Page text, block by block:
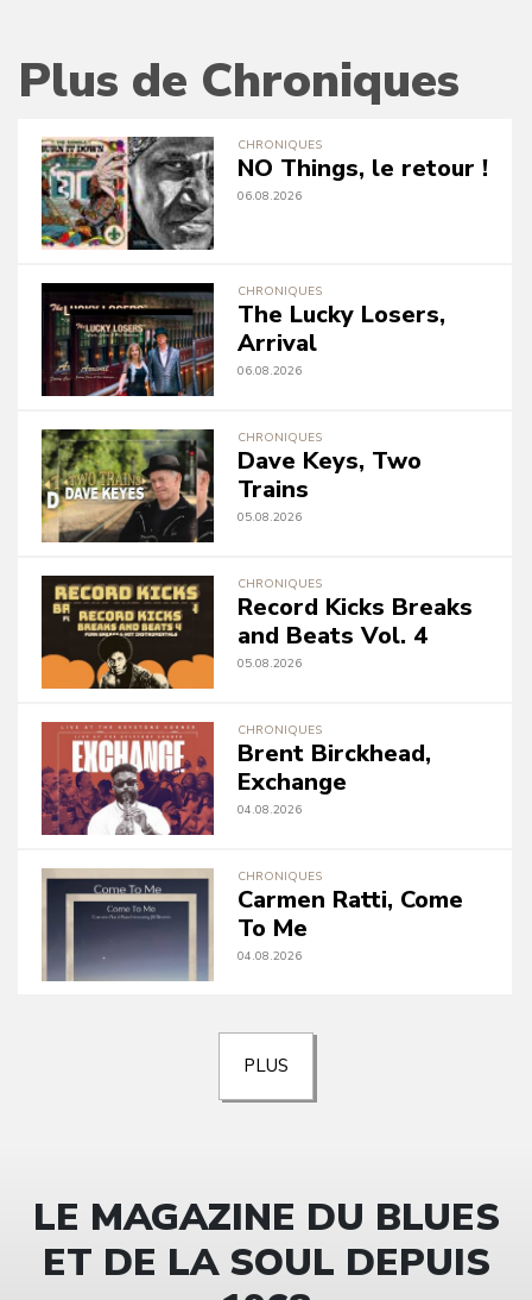
Plus de Chroniques
CHRONIQUES
NO Things, le retour !
06.08.2026
CHRONIQUES
The Lucky Losers,
Arrival
06.08.2026
CHRONIQUES
Dave Keys, Two
Trains
05.08.2026
CHRONIQUES
Record Kicks Breaks
and Beats Vol. 4
05.08.2026
CHRONIQUES
Brent Birckhead,
Exchange
04.08.2026
CHRONIQUES
Carmen Ratti, Come
To Me
04.08.2026
PLUS
LE MAGAZINE DU BLUES
ET DE LA SOUL DEPUIS